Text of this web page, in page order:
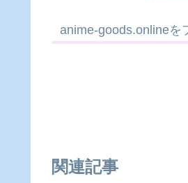
anime-goods.onlineを
関連記事